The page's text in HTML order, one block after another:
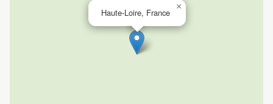
Haute-Loire, France
×